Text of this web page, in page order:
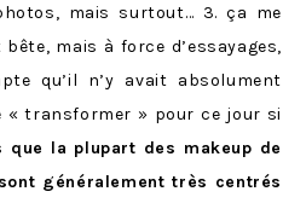
mais surtout… 3. ça me
mais à force d’essayages,
qu’il n’y avait absolument
« transformer » pour ce jour si
que la plupart des makeup de
généralement très centrés